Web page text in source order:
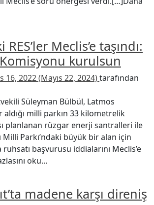
RES’ler Meclis’e taşındı:
kurulsun
16, 2022(Mayıs 22, 2024)tarafından
Süleyman Bülbül, Latmos
aldığı milli parkın 33 kilometrelik
planlanan rüzgar enerji santralleri ile
Milli Parkı’ndaki büyük bir alan için
başvurusu iddialarını Meclis’e
oku…
madene karşı direniş